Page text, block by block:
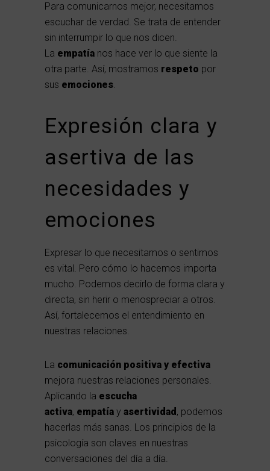
Para comunicarnos mejor, necesitamos
escuchar de verdad. Se trata de entender
sin interrumpir lo que nos dicen.
La empatía nos hace ver lo que siente la
otra parte. Así, mostramos respeto por
sus emociones.
Expresión clara y
asertiva de las
necesidades y
emociones
Expresar lo que necesitamos o sentimos
es vital. Pero cómo lo hacemos importa
mucho. Podemos decirlo de forma clara y
directa, sin herir o menospreciar a otros.
Así, fortalecemos el entendimiento en
nuestras relaciones.
La comunicación positiva y efectiva
mejora nuestras relaciones personales.
Aplicando la escucha
activa, empatía y asertividad , podemos
hacerlas más sanas. Los principios de la
psicología son claves en nuestras
conversaciones del día a día.